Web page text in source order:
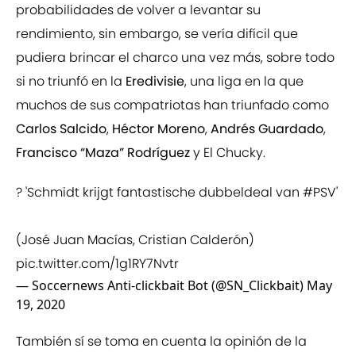
probabilidades de volver a levantar su
rendimiento, sin embargo, se vería difícil que
pudiera brincar el charco una vez más, sobre todo
si no triunfó en la Eredivisie, una liga en la que
muchos de sus compatriotas han triunfado como
Carlos Salcido, Héctor Moreno,Andrés Guardado,
Francisco “Maza” Rodríguezy El Chucky.
? 'Schmidt krijgt fantastische dubbeldeal van #PSV'
(José Juan Macías, Cristian Calderón)
pic.twitter.com/1g1RY7Nvtr
— Soccernews Anti-clickbait Bot (@SN_Clickbait) May
19, 2020
También sí se toma en cuenta la opinión de la